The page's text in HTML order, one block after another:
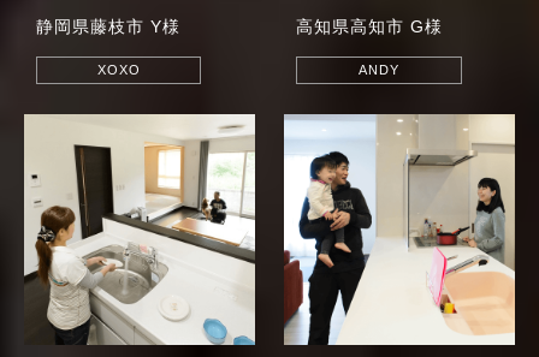
静岡県藤枝市 Y様
XOXO
高知県高知市 G様
ANDY